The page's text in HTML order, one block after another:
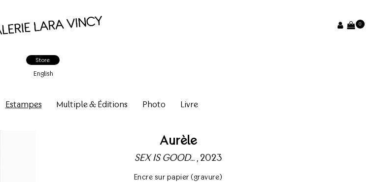
0
Store
English
Estampes Multiple & Éditions Photo Livre
Aurèle
SEX IS GOOD..., 2023
Encre sur papier (gravure)